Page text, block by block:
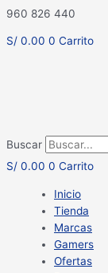
960 826 440
S/ 0.00 0 Carrito
Buscar
S/ 0.00 0 Carrito
Inicio
Tienda
Marcas
Gamers
Ofertas